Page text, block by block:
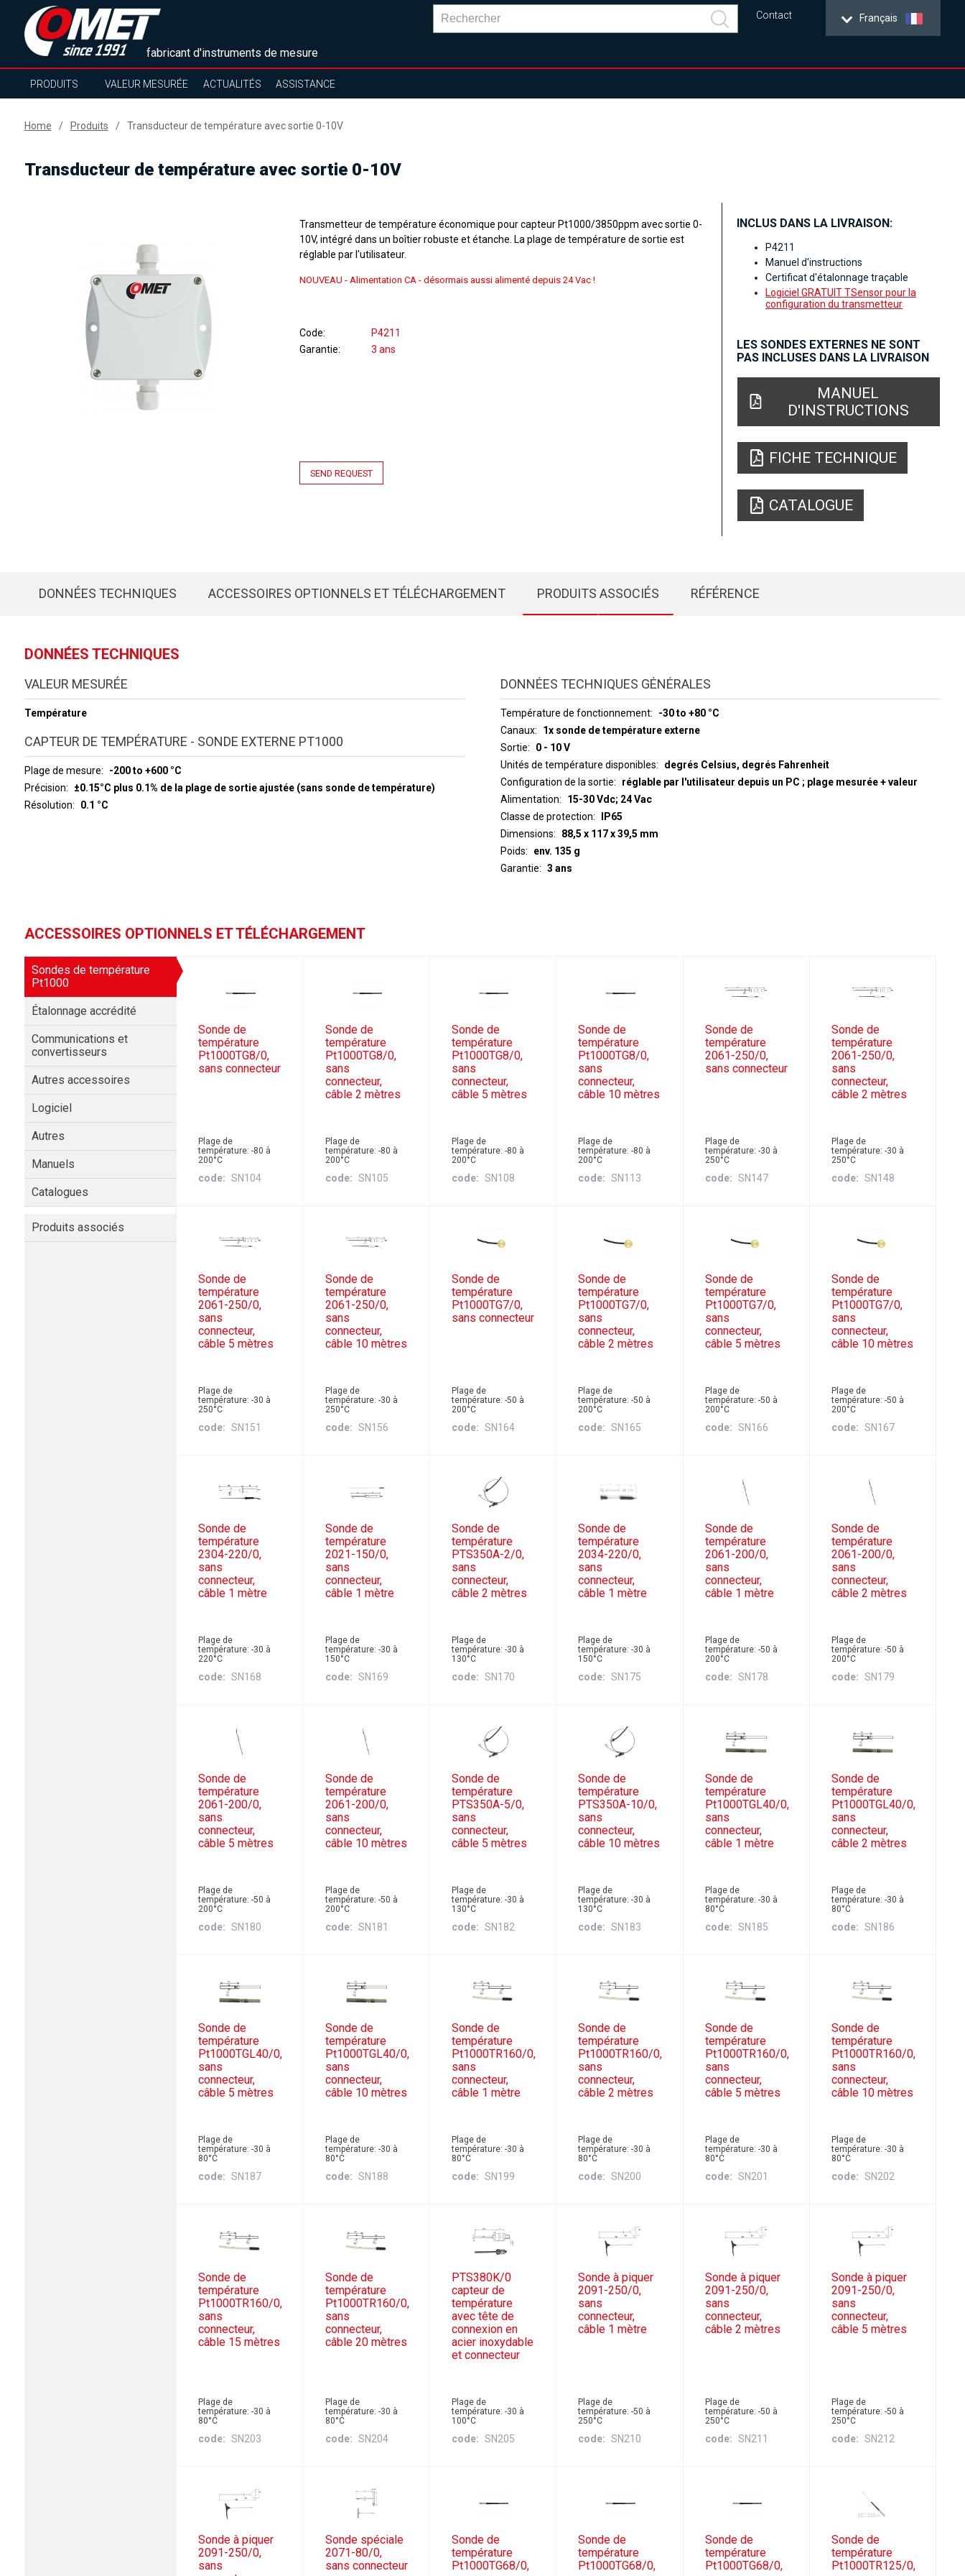
fabricant d'instruments de mesure
Français
Contact
PRODUITS VALEUR MESURÉE ACTUALITÉS ASSISTANCE
Home Produits Transducteur de température avec sortie 0-10V
Transducteur de température avec sortie 0-10V
Transmetteur de température économique pour capteur Pt1000/3850ppm avec sortie 0-
10V, intégré dans un boîtier robuste et étanche. La plage de température de sortie est
réglable par l'utilisateur.
NOUVEAU - Alimentation CA - désormais aussi alimenté depuis 24 Vac !
Code
P4211
Garantie
3 ans
SEND REQUEST
INCLUS DANS LA LIVRAISON:
P4211
Manuel d'instructions
Certificat d'étalonnage traçable
Logiciel GRATUIT TSensor pour la
configuration du transmetteur
LES SONDES EXTERNES NE SONT
PAS INCLUSES DANS LA LIVRAISON
MANUEL
D'INSTRUCTIONS
FICHE TECHNIQUE
CATALOGUE
DONNÉES TECHNIQUES ACCESSOIRES OPTIONNELS ET TÉLÉCHARGEMENT PRODUITS ASSOCIÉS RÉFÉRENCE
DONNÉES TECHNIQUES
VALEUR MESURÉE
Température
CAPTEUR DE TEMPÉRATURE - SONDE EXTERNE PT1000
Plage de mesure
-200 to +600 °C
Précision
±0.15°C plus 0.1% de la plage de sortie ajustée (sans sonde de température)
Résolution
0.1 °C
DONNÉES TECHNIQUES GÉNÉRALES
Température de fonctionnement
-30 to +80 °C
Canaux
1x sonde de température externe
Sortie
0 - 10 V
Unités de température disponibles
degrés Celsius, degrés Fahrenheit
Configuration de la sortie
réglable par l'utilisateur depuis un PC ; plage mesurée + valeur
Alimentation
15-30 Vdc; 24 Vac
Classe de protection
IP65
Dimensions
88,5 x 117 x 39,5 mm
Poids
env. 135 g
Garantie
3 ans
ACCESSOIRES OPTIONNELS ET TÉLÉCHARGEMENT
Sondes de température
Pt1000
Étalonnage accrédité
Communications et
convertisseurs
Autres accessoires
Logiciel
Autres
Manuels
Catalogues
Produits associés
Sonde de
température
Pt1000TG8/0,
sans connecteur
Plage de
température: -80 à
200°C
code SN104
Sonde de
température
Pt1000TG8/0,
sans
connecteur,
câble 2 mètres
Plage de
température: -80 à
200°C
code SN105
Sonde de
température
Pt1000TG8/0,
sans
connecteur,
câble 5 mètres
Plage de
température: -80 à
200°C
code SN108
Sonde de
température
Pt1000TG8/0,
sans
connecteur,
câble 10 mètres
Plage de
température: -80 à
200°C
code SN113
Sonde de
température
2061-250/0,
sans connecteur
Plage de
température: -30 à
250°C
code SN147
Sonde de
température
2061-250/0,
sans
connecteur,
câble 2 mètres
Plage de
température: -30 à
250°C
code SN148
Sonde de
température
2061-250/0,
sans
connecteur,
câble 5 mètres
Plage de
température: -30 à
250°C
code SN151
Sonde de
température
2061-250/0,
sans
connecteur,
câble 10 mètres
Plage de
température: -30 à
250°C
code SN156
Sonde de
température
Pt1000TG7/0,
sans connecteur
Plage de
température: -50 à
200°C
code SN164
Sonde de
température
Pt1000TG7/0,
sans
connecteur,
câble 2 mètres
Plage de
température: -50 à
200°C
code SN165
Sonde de
température
Pt1000TG7/0,
sans
connecteur,
câble 5 mètres
Plage de
température: -50 à
200°C
code SN166
Sonde de
température
Pt1000TG7/0,
sans
connecteur,
câble 10 mètres
Plage de
température: -50 à
200°C
code SN167
Sonde de
température
2304-220/0,
sans
connecteur,
câble 1 mètre
Plage de
température: -30 à
220°C
code SN168
Sonde de
température
2021-150/0,
sans
connecteur,
câble 1 mètre
Plage de
température: -30 à
150°C
code SN169
Sonde de
température
PTS350A-2/0,
sans
connecteur,
câble 2 mètres
Plage de
température: -30 à
130°C
code SN170
Sonde de
température
2034-220/0,
sans
connecteur,
câble 1 mètre
Plage de
température: -30 à
150°C
code SN175
Sonde de
température
2061-200/0,
sans
connecteur,
câble 1 mètre
Plage de
température: -50 à
200°C
code SN178
Sonde de
température
2061-200/0,
sans
connecteur,
câble 2 mètres
Plage de
température: -50 à
200°C
code SN179
Sonde de
température
2061-200/0,
sans
connecteur,
câble 5 mètres
Plage de
température: -50 à
200°C
code SN180
Sonde de
température
2061-200/0,
sans
connecteur,
câble 10 mètres
Plage de
température: -50 à
200°C
code SN181
Sonde de
température
PTS350A-5/0,
sans
connecteur,
câble 5 mètres
Plage de
température: -30 à
130°C
code SN182
Sonde de
température
PTS350A-10/0,
sans
connecteur,
câble 10 mètres
Plage de
température: -30 à
130°C
code SN183
Sonde de
température
Pt1000TGL40/0,
sans
connecteur,
câble 1 mètre
Plage de
température: -30 à
80°C
code SN185
Sonde de
température
Pt1000TGL40/0,
sans
connecteur,
câble 2 mètres
Plage de
température: -30 à
80°C
code SN186
Sonde de
température
Pt1000TGL40/0,
sans
connecteur,
câble 5 mètres
Plage de
température: -30 à
80°C
code SN187
Sonde de
température
Pt1000TGL40/0,
sans
connecteur,
câble 10 mètres
Plage de
température: -30 à
80°C
code SN188
Sonde de
température
Pt1000TR160/0,
sans
connecteur,
câble 1 mètre
Plage de
température: -30 à
80°C
code SN199
Sonde de
température
Pt1000TR160/0,
sans
connecteur,
câble 2 mètres
Plage de
température: -30 à
80°C
code SN200
Sonde de
température
Pt1000TR160/0,
sans
connecteur,
câble 5 mètres
Plage de
température: -30 à
80°C
code SN201
Sonde de
température
Pt1000TR160/0,
sans
connecteur,
câble 10 mètres
Plage de
température: -30 à
80°C
code SN202
Sonde de
température
Pt1000TR160/0,
sans
connecteur,
câble 15 mètres
Plage de
température: -30 à
80°C
code SN203
Sonde de
température
Pt1000TR160/0,
sans
connecteur,
câble 20 mètres
Plage de
température: -30 à
80°C
code SN204
PTS380K/0
capteur de
température
avec tête de
connexion en
acier inoxydable
et connecteur
Plage de
température: -30 à
100°C
code SN205
Sonde à piquer
2091-250/0,
sans
connecteur,
câble 1 mètre
Plage de
température: -50 à
250°C
code SN210
Sonde à piquer
2091-250/0,
sans
connecteur,
câble 2 mètres
Plage de
température: -50 à
250°C
code SN211
Sonde à piquer
2091-250/0,
sans
connecteur,
câble 5 mètres
Plage de
température: -50 à
250°C
code SN212
Sonde à piquer
2091-250/0,
sans
Sonde spéciale
2071-80/0,
sans connecteur
Sonde de
température
Pt1000TG68/0,
Sonde de
température
Pt1000TG68/0,
Sonde de
température
Pt1000TG68/0,
Sonde de
température
Pt1000TR125/0,